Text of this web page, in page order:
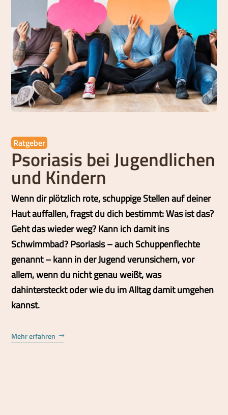
Ratgeber
Psoriasis bei Jugendlichen
und Kindern
Wenn dir plötzlich rote, schuppige Stellen auf deiner
Haut auffallen, fragst du dich bestimmt: Was ist das?
Geht das wieder weg? Kann ich damit ins
Schwimmbad? Psoriasis – auch Schuppenflechte
genannt – kann in der Jugend verunsichern, vor
allem, wenn du nicht genau weißt, was
dahintersteckt oder wie du im Alltag damit umgehen
kannst.
Mehr erfahren